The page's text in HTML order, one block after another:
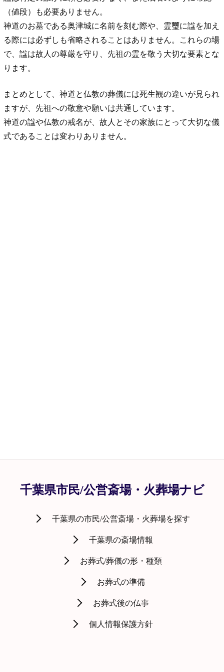
（値段）も必要ありません。
神道のお墓である奥津城に名前を刻む際や、霊璽に諡を加え
る際には必ずしも省略されることはありません。これらの場
で、諡は故人の尊厳を守り、先祖の霊を敬う大切な要素とな
ります。
まとめとして、神道と仏教の葬儀には死生観の違いが見られ
ますが、先祖への敬意や願いは共通しています。
神道の諡や仏教の戒名が、故人とその家族にとって大切な儀
式であることは変わりありません。
千葉県市民/公営斎場・火葬場ナビ
千葉県の市民/公営斎場・火葬場を探す
千葉県の斎場情報
お葬式/葬儀の形・種類
お葬式の準備
お葬式後の仏事
個人情報保護方針